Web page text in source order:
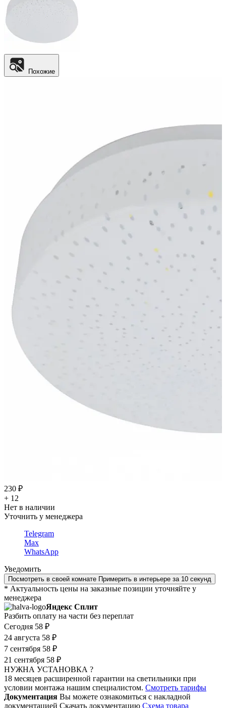
Похожие
230 ₽
+ 12
Нет в наличии
Уточнить у менеджера
Telegram
Max
WhatsApp
Уведомить
Посмотреть в своей комнате Примерить в интерьере за 10 секунд
* Актуальность цены на заказные позиции уточняйте у
менеджера
Яндекс Сплит
Разбить оплату на части без переплат
Сегодня 58 ₽
24 августа 58 ₽
7 сентября 58 ₽
21 сентября 58 ₽
НУЖНА УСТАНОВКА ?
18 месяцев расширенной гарантии на светильники при
условии монтажа нашим специалистом. Смотреть тарифы
Документация Вы можете ознакомиться с накладной
документацией Скачать документацию Cхема товара